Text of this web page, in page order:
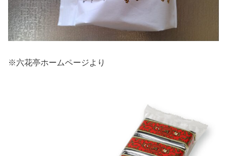
※六花亭ホームページより